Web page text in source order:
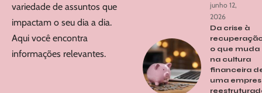
variedade de assuntos que
impactam o seu dia a dia.
Aqui você encontra
informações relevantes.
junho 12,
2026
Da crise à
o que muda
na cultura
financeira
uma